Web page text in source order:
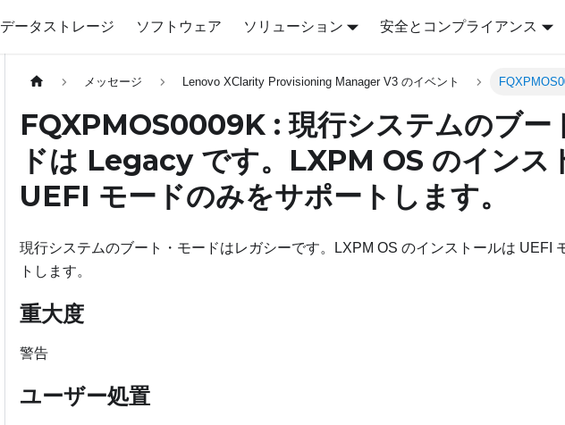
データストレージ ソフトウェア ソリューション 安全とコンプライアンス
メッセージ Lenovo XClarity Provisioning Manager V3 のイベント
FQXPMOS0009K : 現行システムのブー
ドは Legacy です。LXPM OS のインス
UEFI モードのみをサポートします。
現行システムのブート・モードはレガシーです。LXPM OS のインストールは UEFI
トします。
重大度
警告
ユーザー処置